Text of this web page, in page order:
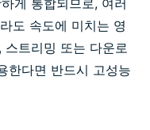
게 통합되므로, 여러
도 속도에 미치는 영
트리밍 또는 다운로
한다면 반드시 고성능